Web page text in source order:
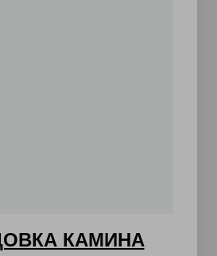
КАМИНА